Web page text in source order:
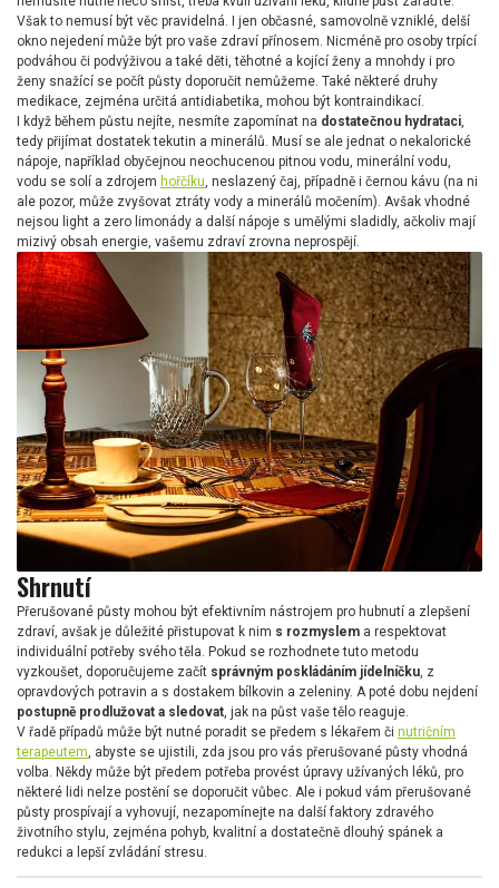
Však to nemusí být věc pravidelná. I jen občasné, samovolně vzniklé, delší
okno nejedení může být pro vaše zdraví přínosem. Nicméně pro osoby trpící
podváhou či podvýživou a také děti, těhotné a kojící ženy a mnohdy i pro
ženy snažící se počít půsty doporučit nemůžeme. Také některé druhy
medikace, zejména určitá antidiabetika, mohou být kontraindikací.
I když během půstu nejíte, nesmíte zapomínat na dostatečnou hydrataci
tedy přijímat dostatek tekutin a minerálů. Musí se ale jednat o nekalorické
nápoje, například obyčejnou neochucenou pitnou vodu, minerální vodu,
vodu se solí a zdrojem hořčíku , neslazený čaj, případně i černou kávu (na ni
ale pozor, může zvyšovat ztráty vody a minerálů močením). Avšak vhodné
nejsou light a zero limonády a další nápoje s umělými sladidly, ačkoliv mají
mizivý obsah energie, vašemu zdraví zrovna neprospějí.
Shrnutí
Přerušované půsty mohou být efektivním nástrojem pro hubnutí a zlepšení
zdraví, avšak je důležité přistupovat k nim s rozmyslem a respektovat
individuální potřeby svého těla. Pokud se rozhodnete tuto metodu
vyzkoušet, doporučujeme začít správným poskládáním jídelníčku, z
opravdových potravin a s dostakem bílkovin a zeleniny. A poté dobu nejdení
postupně prodlužovat a sledovat, jak na půst vaše tělo reaguje.
V řadě případů může být nutné poradit se předem s lékařem či nutričním
terapeutem, abyste se ujistili, zda jsou pro vás přerušované půsty vhodná
volba. Někdy může být předem potřeba provést úpravy užívaných léků, pro
některé lidi nelze postění se doporučit vůbec. Ale i pokud vám přerušované
půsty prospívají a vyhovují, nezapomínejte na další faktory zdravého
životního stylu, zejména pohyb, kvalitní a dostatečně dlouhý spánek a
redukci a lepší zvládání stresu.